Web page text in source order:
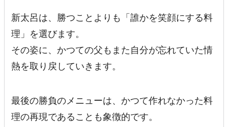
新太呂は、勝つことよりも「誰かを笑顔にする料
理」を選びます。
その姿に、かつての父もまた自分が忘れていた情
熱を取り戻していきます。
最後の勝負のメニューは、かつて作れなかった料
理の再現であることも象徴的です。